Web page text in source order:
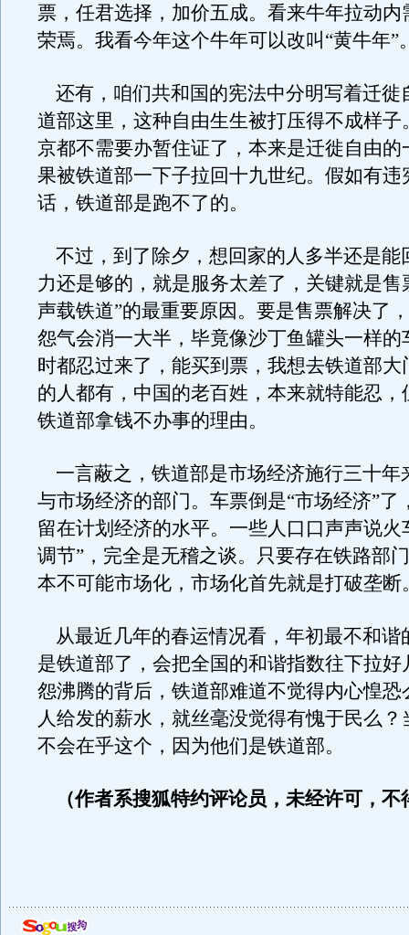
票，任君选择，加价五成。看来牛年拉动内
荣焉。我看今年这个牛年可以改叫“黄牛年”
还有，咱们共和国的宪法中分明写着迁徙
道部这里，这种自由生生被打压得不成样子
京都不需要办暂住证了，本来是迁徙自由的
果被铁道部一下子拉回十九世纪。假如有违
话，铁道部是跑不了的。
不过，到了除夕，想回家的人多半还是能
力还是够的，就是服务太差了，关键就是售
声载铁道”的最重要原因。要是售票解决了
怨气会消一大半，毕竟像沙丁鱼罐头一样的
时都忍过来了，能买到票，我想去铁道部大
的人都有，中国的老百姓，本来就特能忍，
铁道部拿钱不办事的理由。
一言蔽之，铁道部是市场经济施行三十年
与市场经济的部门。车票倒是“市场经济”了
留在计划经济的水平。一些人口口声声说火
调节”，完全是无稽之谈。只要存在铁路部
本不可能市场化，市场化首先就是打破垄断
从最近几年的春运情况看，年初最不和谐
是铁道部了，会把全国的和谐指数往下拉好
怨沸腾的背后，铁道部难道不觉得内心惶恐
人给发的薪水，就丝毫没觉得有愧于民么？
不会在乎这个，因为他们是铁道部。
（作者系搜狐特约评论员，未经许可，不